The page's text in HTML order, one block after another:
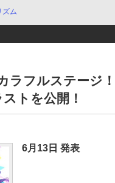
ズム
ラフルステージ
トを公開！
6月13日 発表